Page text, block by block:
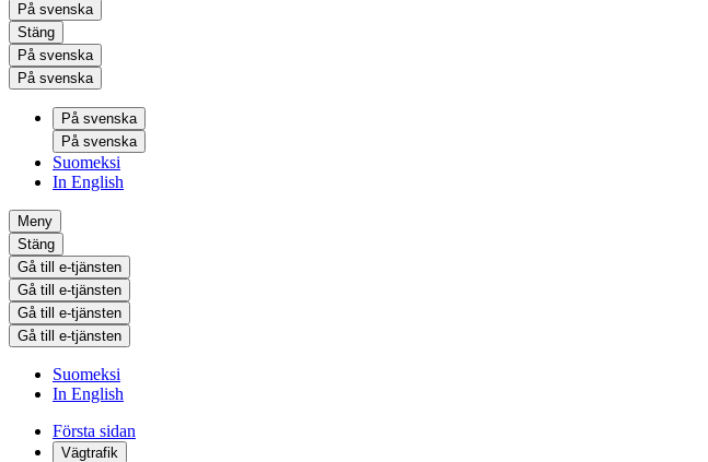
På svenska
Stäng
På svenska
På svenska
På svenska
På svenska
Suomeksi
In English
Meny
Stäng
Gå till e-tjänsten
Gå till e-tjänsten
Gå till e-tjänsten
Gå till e-tjänsten
Suomeksi
In English
Första sidan
Vägtrafik